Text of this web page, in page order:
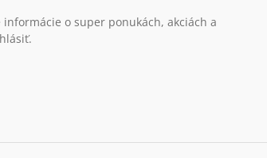
o super ponukách, akciách a